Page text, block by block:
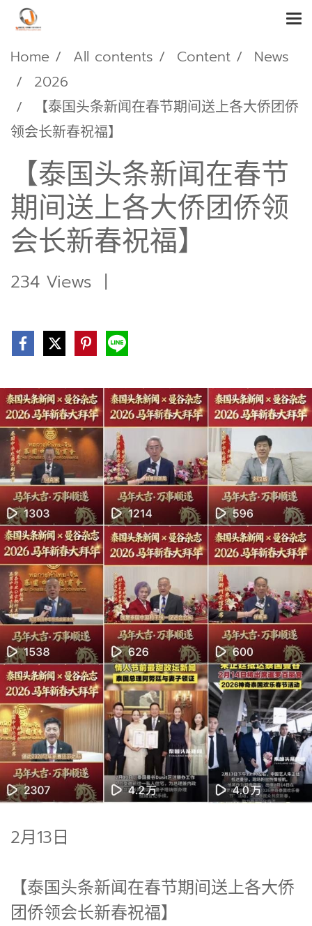
Home All contents Content
News
2026
【泰国头条新闻在春节期间送上各大侨团侨
领会长新春祝福】
【泰国头条新闻在春节
期间送上各大侨团侨领
会长新春祝福】
234 Views |
2月13日
【泰国头条新闻在春节期间送上各大侨
团侨领会长新春祝福】